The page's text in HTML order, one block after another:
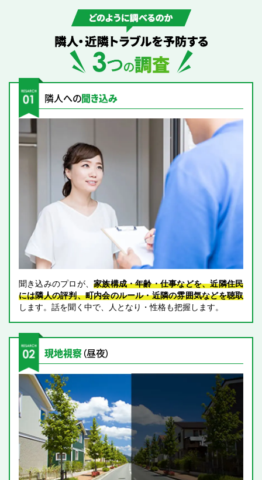
どのように調べるのか｜隣人・近隣トラブルを予防する3つの調査
隣人への聞き込み
聞き込みのプロが、家族構成・年齢・仕事などを、近隣住民
には隣人の評判、町内会のルール・近隣の雰囲気などを聴取
します。話を聞く中で、人となり・性格も把握します。
現地視察（昼夜）